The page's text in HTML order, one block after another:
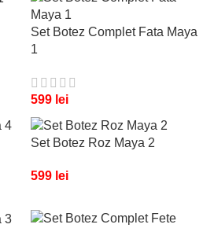
Set Botez Complet Fata Maya
1
599 lei
Set Botez Roz Maya 2
599 lei